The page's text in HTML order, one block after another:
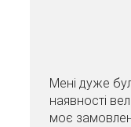
Мені дуже
наявності
моє